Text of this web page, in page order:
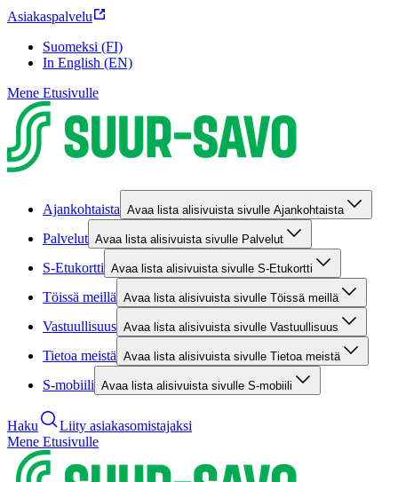
Asiakaspalvelu
Suomeksi (FI)
In English (EN)
Mene Etusivulle
Ajankohtaista Avaa lista alisivuista sivulle Ajankohtaista
Palvelut Avaa lista alisivuista sivulle Palvelut
S-Etukortti Avaa lista alisivuista sivulle S-Etukortti
Töissä meillä Avaa lista alisivuista sivulle Töissä meillä
Vastuullisuus Avaa lista alisivuista sivulle Vastuullisuus
Tietoa meistä Avaa lista alisivuista sivulle Tietoa meistä
S-mobiili Avaa lista alisivuista sivulle S-mobiili
Haku
Liity asiakasomistajaksi
Mene Etusivulle